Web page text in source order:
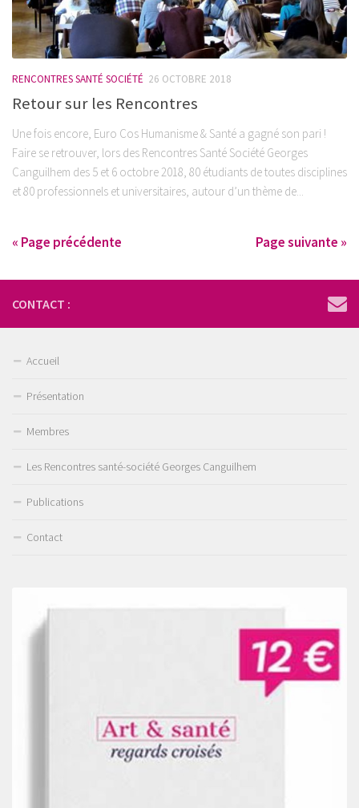
RENCONTRES SANTÉ SOCIÉTÉ 26 OCTOBRE 2018
Retour sur les Rencontres
Une fois encore, Euro Cos Humanisme & Santé a gagné son pari !
Faire se retrouver, lors des Rencontres Santé Société Georges
Canguilhem des 5 et 6 octobre 2018, 80 étudiants de toutes disciplines
et 80 professionnels et universitaires, autour d’un thème de...
« Page précédente Page suivante »
CONTACT :
Accueil
Présentation
Membres
Les Rencontres santé-société Georges Canguilhem
Publications
Contact